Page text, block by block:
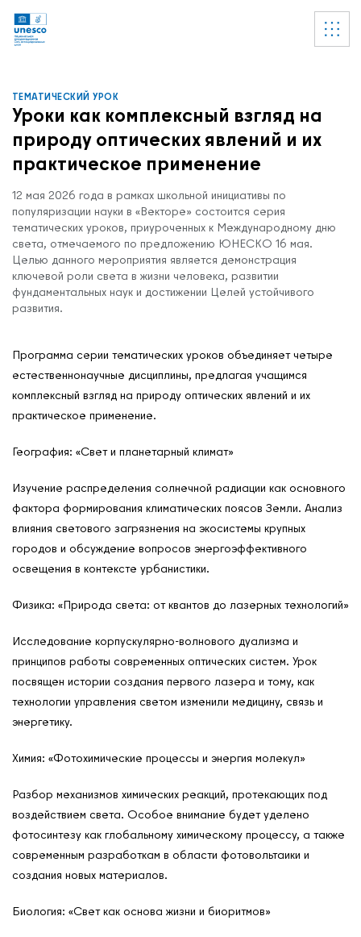
ТЕМАТИЧЕСКИЙ УРОК
Уроки как комплексный взгляд на
природу оптических явлений и их
практическое применение
12 мая 2026 года в рамках школьной инициативы по
популяризации науки в «Векторе» состоится серия
тематических уроков, приуроченных к Международному дню
света, отмечаемого по предложению ЮНЕСКО 16 мая.
Целью данного мероприятия является демонстрация
ключевой роли света в жизни человека, развитии
фундаментальных наук и достижении Целей устойчивого
развития.
Программа серии тематических уроков объединяет четыре
естественнонаучные дисциплины, предлагая учащимся
комплексный взгляд на природу оптических явлений и их
практическое применение.
География: «Свет и планетарный климат»
Изучение распределения солнечной радиации как основного
фактора формирования климатических поясов Земли. Анализ
влияния светового загрязнения на экосистемы крупных
городов и обсуждение вопросов энергоэффективного
освещения в контексте урбанистики.
Физика: «Природа света: от квантов до лазерных технологий»
Исследование корпускулярно-волнового дуализма и
принципов работы современных оптических систем. Урок
посвящен истории создания первого лазера и тому, как
технологии управления светом изменили медицину, связь и
энергетику.
Химия: «Фотохимические процессы и энергия молекул»
Разбор механизмов химических реакций, протекающих под
воздействием света. Особое внимание будет уделено
фотосинтезу как глобальному химическому процессу, а также
современным разработкам в области фотовольтаики и
создания новых материалов.
Биология: «Свет как основа жизни и биоритмов»
Ссылки
УВЕДОМЛЕНИЕ
Список пуст